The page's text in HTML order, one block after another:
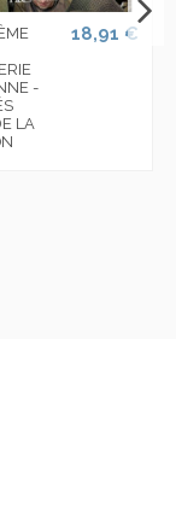
-
LA
18,91 €